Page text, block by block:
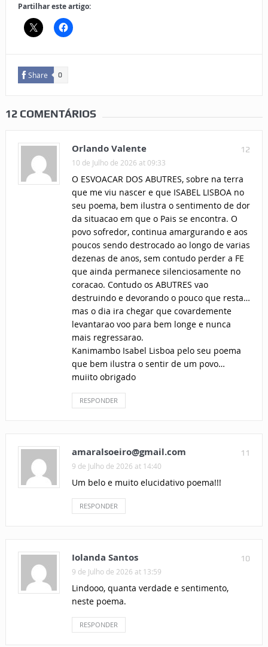
Partilhar este artigo:
Share 0
12 COMENTÁRIOS
12
Orlando Valente
10 de Julho de 2026 at 09:33
O ESVOACAR DOS ABUTRES, sobre na terra
que me viu nascer e que ISABEL LISBOA no
seu poema, bem ilustra o sentimento de dor
da situacao em que o Pais se encontra. O
povo sofredor, continua amargurando e aos
poucos sendo destrocado ao longo de varias
dezenas de anos, sem contudo perder a FE
que ainda permanece silenciosamente no
coracao. Contudo os ABUTRES vao
destruindo e devorando o pouco que resta…
mas o dia ira chegar que covardemente
levantarao voo para bem longe e nunca
mais regressarao.
Kanimambo Isabel Lisboa pelo seu poema
que bem ilustra o sentir de um povo…
muiito obrigado
RESPONDER
11
amaralsoeiro@gmail.com
9 de Julho de 2026 at 14:40
Um belo e muito elucidativo poema!!!
RESPONDER
10
Iolanda Santos
9 de Julho de 2026 at 13:59
Lindooo, quanta verdade e sentimento,
neste poema.
RESPONDER